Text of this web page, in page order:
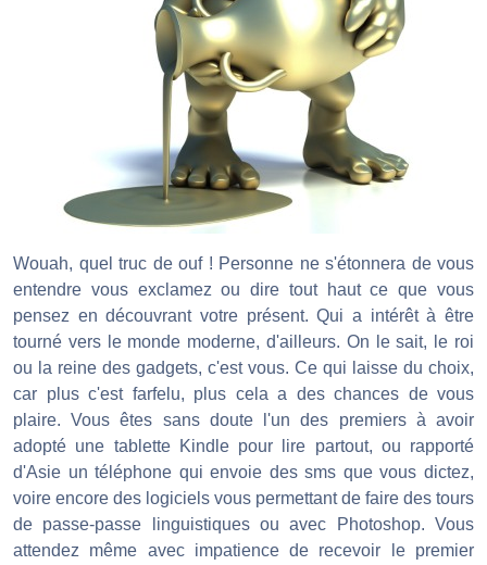
Wouah, quel truc de ouf ! Personne ne s'étonnera de vous
entendre vous exclamez ou dire tout haut ce que vous
pensez en découvrant votre présent. Qui a intérêt à être
tourné vers le monde moderne, d'ailleurs. On le sait, le roi
ou la reine des gadgets, c'est vous. Ce qui laisse du choix,
car plus c'est farfelu, plus cela a des chances de vous
plaire. Vous êtes sans doute l'un des premiers à avoir
adopté une tablette Kindle pour lire partout, ou rapporté
d'Asie un téléphone qui envoie des sms que vous dictez,
voire encore des logiciels vous permettant de faire des tours
de passe-passe linguistiques ou avec Photoshop. Vous
attendez même avec impatience de recevoir le premier